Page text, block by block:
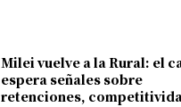
Milei vuelve a la Rural: el
espera señales sobre
retenciones,